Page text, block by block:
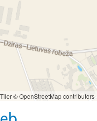
© OpenStreetMap contributors